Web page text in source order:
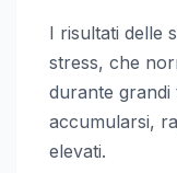
I risultati delle
stress, che
durante
accumularsi,
elevati.